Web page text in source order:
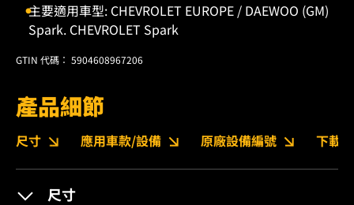
主要適用車型: CHEVROLET EUROPE / DAEWOO (GM)
Spark. CHEVROLET Spark
GTIN 代碼： 5904608967206
產品細節
尺寸 應用車款/設備 原廠設備編號 下載
尺寸